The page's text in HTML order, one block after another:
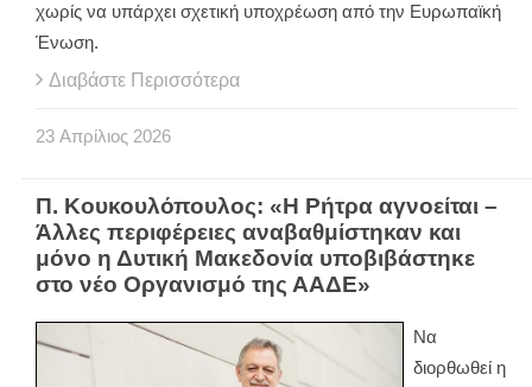
χωρίς να υπάρχει σχετική υποχρέωση από την Ευρωπαϊκή
Ένωση.
Διαβάστε Περισσότερα
23 Απρίλιος 2026
Π. Κουκουλόπουλος: «Η Ρήτρα αγνοείται –
Άλλες περιφέρειες αναβαθμίστηκαν και
μόνο η Δυτική Μακεδονία υποβιβάστηκε
στο νέο Οργανισμό της ΑΑΔΕ»
Να
διορθωθεί η